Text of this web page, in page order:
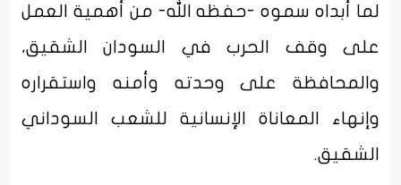
لما أبداه سموه -حفظه الله- من أهمية العمل
على وقف الحرب في السودان الشقيق،
والمحافظة على وحدته وأمنه واستقراره
وإنهاء المعاناة الإنسانية للشعب السوداني
الشقيق.